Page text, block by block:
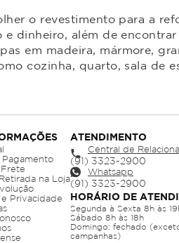
o revestimento para a
dinheiro, além de
em madeira, mármore,
cozinha, quarto, sala de
Pagamento
na Loja
Privacidade
ATENDIMENTO
Central de
Whatsapp
HORÁRIO DE
Segunda à Sexta 8h às
Sábado 8h às 18h
Domingo: fechado
campanhas)